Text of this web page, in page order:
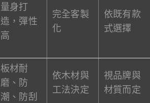
量身打
造，彈性
高
完全客製
化
依既有款
式選擇
板材耐
磨、防
潮、防刮
依木材與
工法決定
視品牌與
材質而定